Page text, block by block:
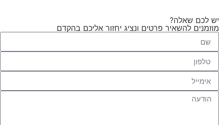
יש לכם שאלה?
מוזמנים להשאיר פרטים ונציג יחזור אליכם בהקדם